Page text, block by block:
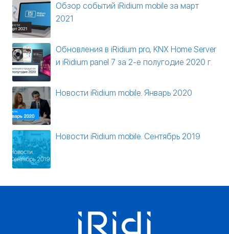
Обзор событий iRidium mobile за март
2021
Обновления в iRidium pro, KNX Home Server
и iRidium panel 7 за 2-е полугодие 2020 г.
Новости iRidium mobile. Январь 2020
Новости iRidium mobile. Сентябрь 2019